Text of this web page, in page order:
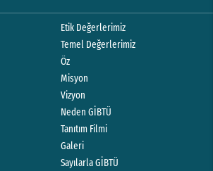
Etik Değerlerimiz
Temel Değerlerimiz
Öz
Misyon
Vizyon
Neden GİBTÜ
Tanıtım Filmi
Galeri
Sayılarla GİBTÜ